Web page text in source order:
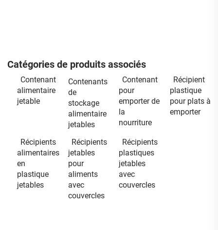
Catégories de produits associés
Contenant
alimentaire
jetable
Contenants
de
stockage
alimentaire
jetables
Contenant
pour
emporter de
la
nourriture
Récipient
plastique
pour plats à
emporter
Récipients
alimentaires
en
plastique
jetables
Récipients
jetables
pour
aliments
avec
couvercles
Récipients
plastiques
jetables
avec
couvercles